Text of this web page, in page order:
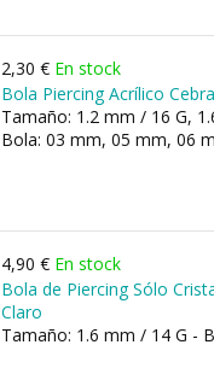
2,30 € En stock
Bola Piercing Acrílico
Tamaño: 1.2 mm / 16 G,
Bola: 03 mm, 05 mm, 06
4,90 € En stock
Bola de Piercing Sólo
Claro
Tamaño: 1.6 mm / 14 G -